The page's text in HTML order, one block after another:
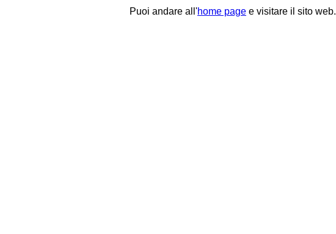
Puoi andare all'home page e visitare il sito web.